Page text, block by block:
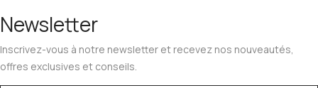
Newsletter
Inscrivez-vous à notre newsletter et recevez nos nouveautés,
offres exclusives et conseils.